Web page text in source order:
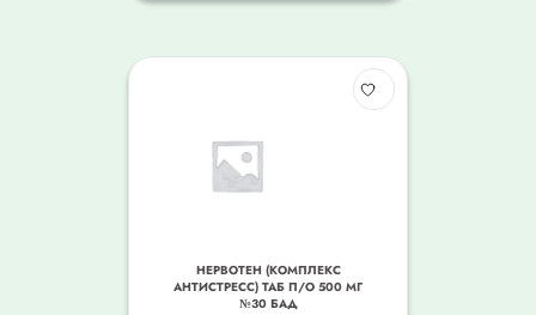
НЕРВОТЕН (КОМПЛЕКС
АНТИСТРЕСС) ТАБ П/О 500 МГ
№30 БАД